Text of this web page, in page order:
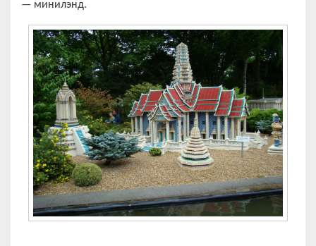
— минилэнд.